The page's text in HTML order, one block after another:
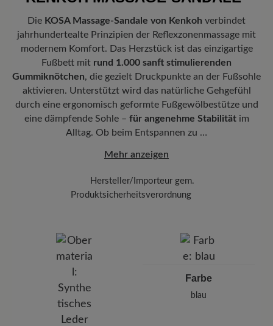
Vorteil der Sohle:Leichte EVA-Sohle mit Gummiprofil vereint
maximale Dämpfung und geringes Gewicht mit zuverlässigem
Mit der beigefügten Sendungsnummer können Sie genau
nachverfolgen, wo sich Ihr neues BÄR Lieblingsstück gerade
befindet.
Die KOSA Massage-Sandale von Kenkoh verbindet
jahrhundertealte Prinzipien der Reflexzonenmassage mit
modernem Komfort. Das Herzstück ist das einzigartige
Fußbett mit rund 1.000 sanft stimulierenden
Gummiknötchen, die gezielt Druckpunkte an der Fußsohle
aktivieren. Unterstützt wird das natürliche Gehgefühl
durch eine ergonomisch geformte Fußgewölbestütze und
eine dämpfende Sohle – für angenehme Stabilitätim
Alltag. Ob beim Entspannen zu …
Mehr anzeigen
Hersteller/Importeur gem.
Produktsicherheitsverordnung
Pleidelsheimer Str. 15/1, 74321 Bietigheim-Bissingen,
E-Mail: kundenbetreuung@baer-schuhe.de
Farbe
blau